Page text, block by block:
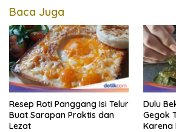
Baca Juga
Resep Roti Panggang Isi Telur
Buat Sarapan Praktis dan
Lezat
Dulu
Gegok
Karena